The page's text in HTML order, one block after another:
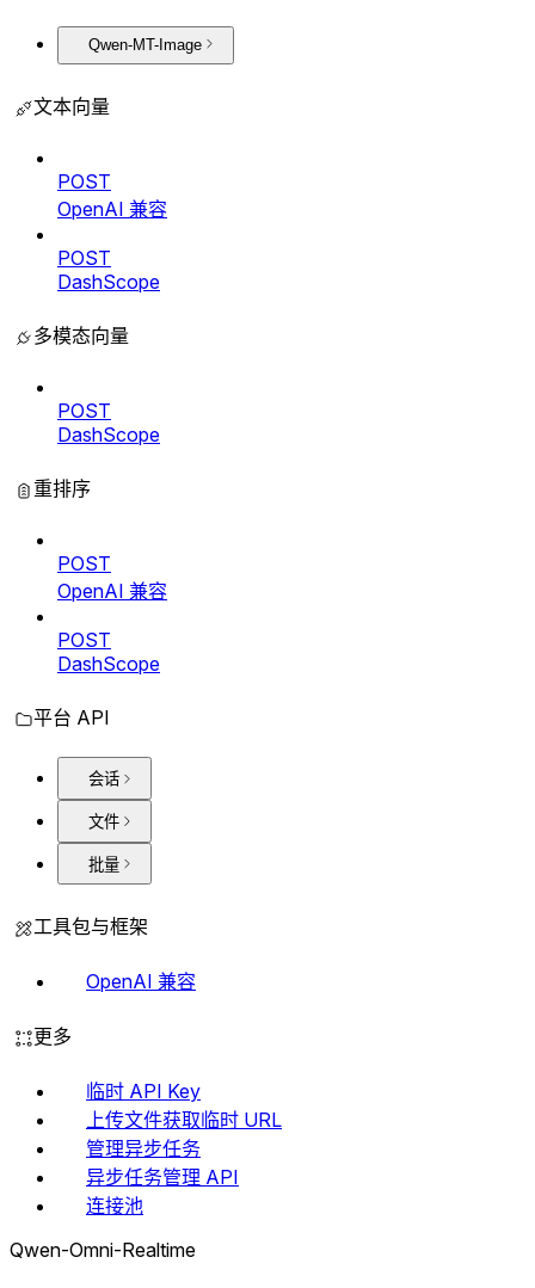
Qwen-MT-Image
文本向量
POST
OpenAI 兼容
POST
DashScope
多模态向量
POST
DashScope
重排序
POST
OpenAI 兼容
POST
DashScope
平台 API
会话
文件
批量
工具包与框架
OpenAI 兼容
更多
临时 API Key
上传文件获取临时 URL
管理异步任务
异步任务管理 API
连接池
Qwen-Omni-Realtime